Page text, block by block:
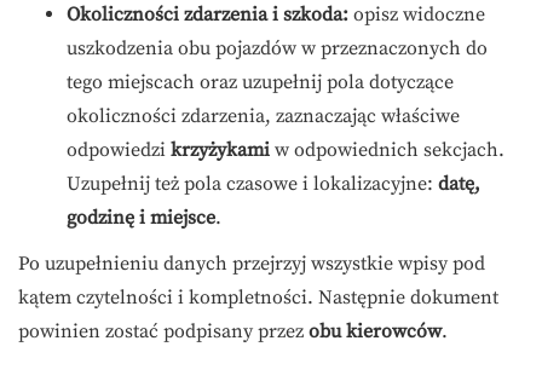
Okoliczności zdarzenia i szkoda: opisz widoczne
uszkodzenia obu pojazdów w przeznaczonych do
tego miejscach oraz uzupełnij pola dotyczące
okoliczności zdarzenia, zaznaczając właściwe
odpowiedzi krzyżykami w odpowiednich sekcjach.
Uzupełnij też pola czasowe i lokalizacyjne: datę,
godzinę i miejsce.
Po uzupełnieniu danych przejrzyj wszystkie wpisy pod
kątem czytelności i kompletności. Następnie dokument
powinien zostać podpisany przez obu kierowców.